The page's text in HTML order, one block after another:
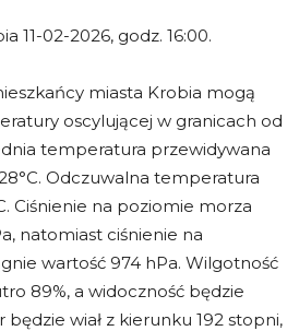
11-02-2026, godz. 16:00.
miasta Krobia mogą
oscylującej w granicach od
temperatura przewidywana
Odczuwalna temperatura
Ciśnienie na poziomie morza
natomiast ciśnienie na
wartość 974 hPa. Wilgotność
89%, a widoczność będzie
będzie wiał z kierunku 192 stopni,